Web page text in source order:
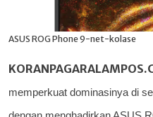
ASUS ROG Phone 9-net-kolase
memperkuat dominasinya di